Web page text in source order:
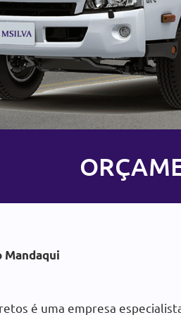
com
Mandaqui
é uma empresa